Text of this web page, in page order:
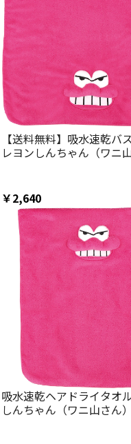
【送料無料】吸水速乾バ
レヨンしんちゃん（ワニ
￥2,640
吸水速乾ヘアドライタオ
しんちゃん（ワニ山さん